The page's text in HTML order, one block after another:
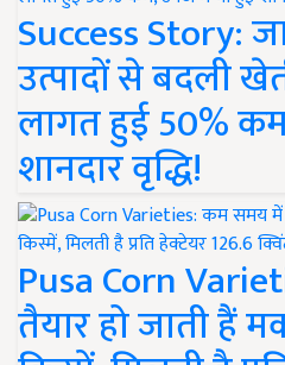
Success Story:
उत्पादों से बदली
लागत हुई 50%
शानदार वृद्धि!
Pusa Corn
तैयार हो जाती हैं